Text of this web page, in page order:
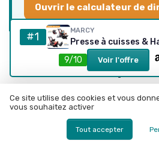
Ouvrir le calculateur de
Questions
Quelle différence principale
squat et une leg press ?
Le hack squat propose un
du squat, avec le dos plaqué contre
#1 MARCY
9/10
Voir l'offre
Ce site utilise des cookies et vous
vous souhaitez activer
Tout accepter